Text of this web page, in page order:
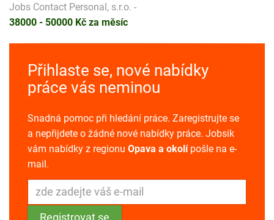
Jobs Contact Personal, s.r.o. -
38000 - 50000 Kč za měsíc
Přihlaste se, nové nabídky
práce vás neminou
Snadná pomoc při hledání práce. Zaregistrujte se
a nepřijdete o žádné nové nabídky práce. Jobsik
vám nabídky z regionu Opava a okolípošle na e-
mail.